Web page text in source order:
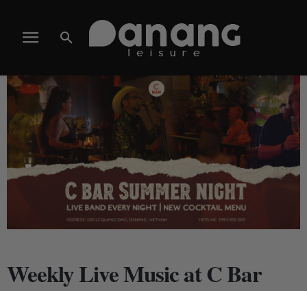
Weekly Live Music at C Bar